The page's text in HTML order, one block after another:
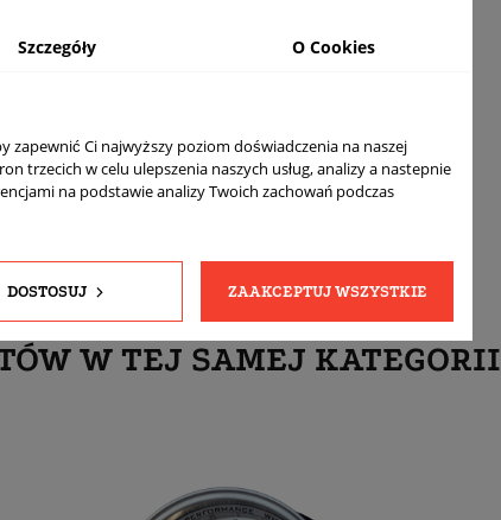
W TEJ SAMEJ KATEGORII
Szczegóły O Cookies
zapewnić Ci najwyższy poziom doświadczenia na naszej
trzecich w celu ulepszenia naszych usług, analizy a nastepnie
na podstawie analizy Twoich zachowań podczas
DOSTOSUJ ZAAKCEPTUJ WSZYSTKIE